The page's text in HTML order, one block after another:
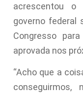
acrescentou o
governo federal
Congresso
aprovada nos
“Acho que a
conseguirmos,